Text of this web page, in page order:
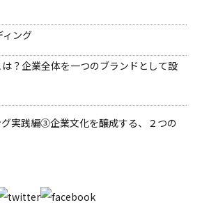
ィング
？企業全体を一つのブランドとして設
グ実践編③企業文化を醸成する、２つの